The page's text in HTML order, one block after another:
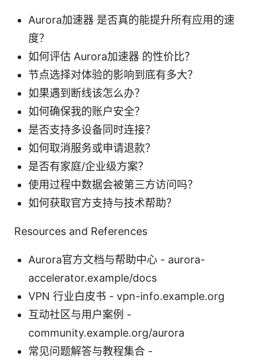
Aurora加速器 是否真的能提升所有应用的速
度？
如何评估 Aurora加速器 的性价比？
节点选择对体验的影响到底有多大？
如果遇到断线该怎么办？
如何确保我的账户安全？
是否支持多设备同时连接？
如何取消服务或申请退款？
是否有家庭/企业级方案？
使用过程中数据会被第三方访问吗？
如何获取官方支持与技术帮助？
Resources and References
Aurora官方文档与帮助中心 - aurora-
accelerator.example/docs
VPN 行业白皮书 - vpn-info.example.org
互动社区与用户案例 -
community.example.org/aurora
常见问题解答与教程集合 -